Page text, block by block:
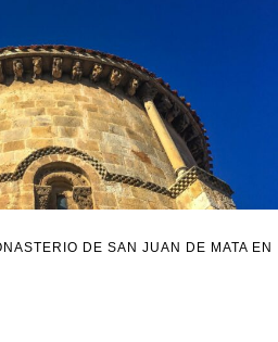
DE SAN JUAN DE MATA EN